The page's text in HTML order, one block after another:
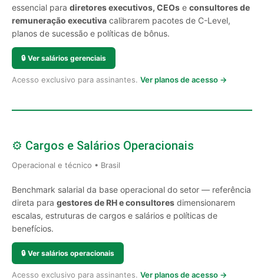
essencial para diretores executivos, CEOs e consultores de
remuneração executiva calibrarem pacotes de C-Level,
planos de sucessão e políticas de bônus.
🔒 Ver salários gerenciais
Acesso exclusivo para assinantes. Ver planos de acesso →
⚙️ Cargos e Salários Operacionais
Operacional e técnico • Brasil
Benchmark salarial da base operacional do setor — referência
direta para gestores de RH e consultores dimensionarem
escalas, estruturas de cargos e salários e políticas de
benefícios.
🔒 Ver salários operacionais
Acesso exclusivo para assinantes. Ver planos de acesso →